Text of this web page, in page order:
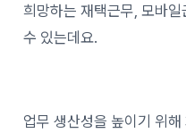
희망하는 재택근무, 모바
수 있는데요.
업무 생산성을 높이기 위